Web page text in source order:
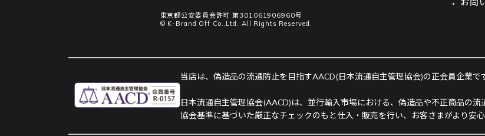
東京都公安委員会許可 第301061906960号
© K-Brand Off Co.,Ltd. All Rights Reserved.
当店は、偽造品の流通防止を目指すAACD(日本流通自主管理協会)の正会員企業で
日本流通自主管理協会(AACD)は、並行輸入市場における、偽造品や不正商品の
協会基準に基づいた厳正なチェックのもと仕入・販売を行い、お客さまがより安